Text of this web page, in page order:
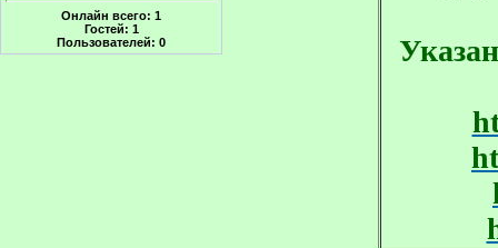
Онлайн всего: 1
Гостей: 1
Пользователей: 0